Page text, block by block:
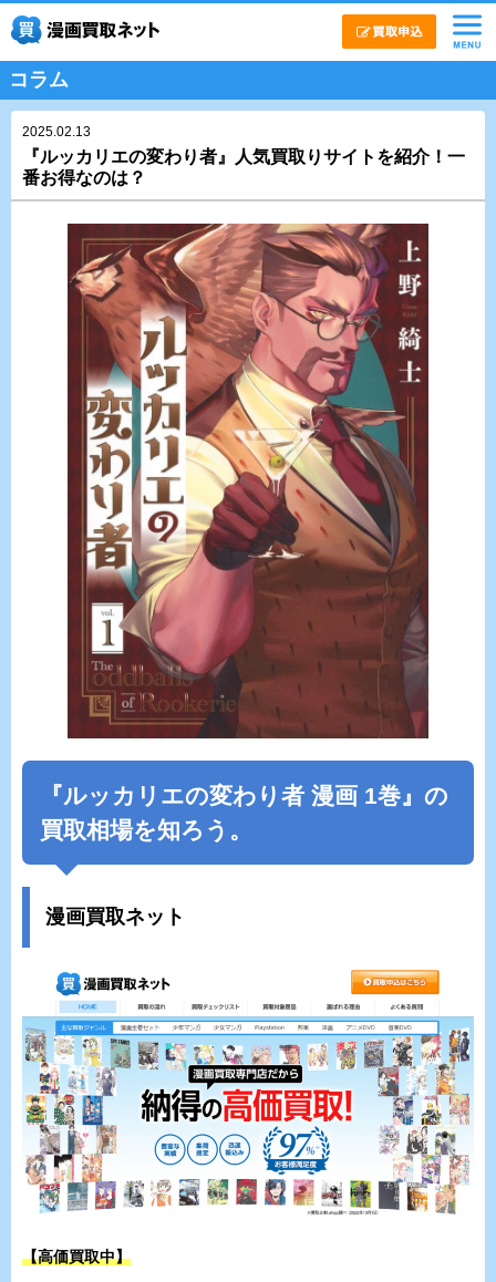
コラム
2025.02.13
『ルッカリエの変わり者』人気買取りサイトを紹介！一
番お得なのは？
『ルッカリエの変わり者 漫画 1巻』の
買取相場を知ろう。
漫画買取ネット
【高価買取中】